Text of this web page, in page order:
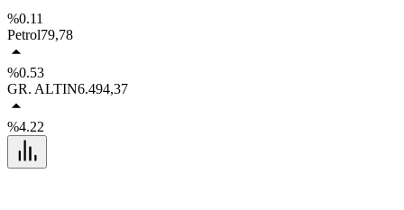
%0.11
Petrol79,78
%0.53
GR. ALTIN6.494,37
%4.22